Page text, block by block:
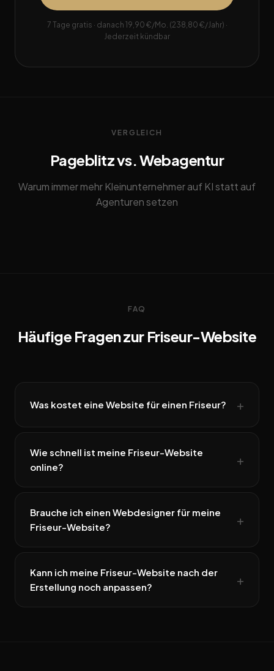
7 Tage gratis · danach 19,90 €/Mo. (238,80 €/Jahr) ·
Jederzeit kündbar
VERGLEICH
Pageblitz vs. Webagentur
Warum immer mehr Kleinunternehmer auf KI statt auf
Agenturen setzen
FAQ
Häufige Fragen zur Friseur-Website
Was kostet eine Website für einen Friseur?
Wie schnell ist meine Friseur-Website
online?
Brauche ich einen Webdesigner für meine
Friseur-Website?
Kann ich meine Friseur-Website nach der
Erstellung noch anpassen?